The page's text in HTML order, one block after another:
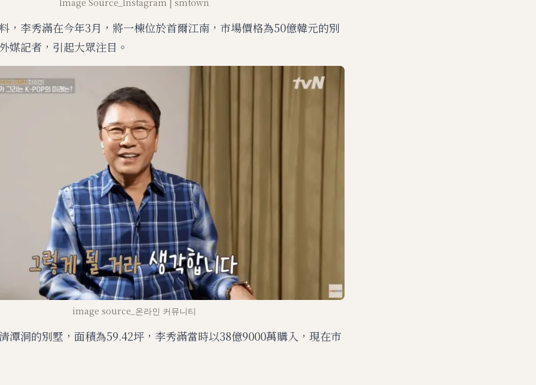
Image Source_Instagram | smtown
，李秀滿在今年3月，將一棟位於首爾江南，市場價格為50億韓元的別
媒記者，引起大眾注目。
image source_온라인 커뮤니티
潭洞的別墅，面積為59.42坪，李秀滿當時以38億9000萬購入，現在市